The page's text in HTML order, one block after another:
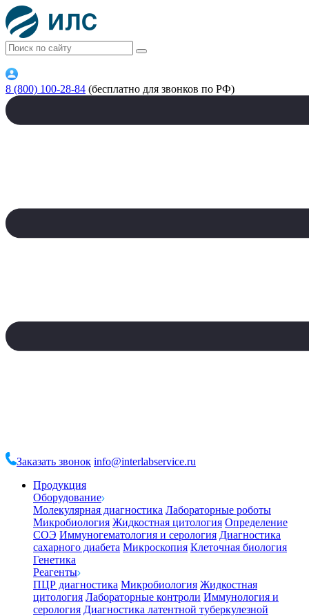
8 (800) 100-28-84 (бесплатно для звонков по РФ)
Заказать звонок info@interlabservice.ru
Продукция
Оборудование
Молекулярная диагностика Лабораторные роботы
Микробиология Жидкостная цитология Определение
СОЭ Иммуногематология и серология Диагностика
сахарного диабета Микроскопия Клеточная биология
Генетика
Реагенты
ПЦР диагностика Микробиология Жидкостная
цитология Лабораторные контроли Иммунология и
серология Диагностика латентной туберкулезной